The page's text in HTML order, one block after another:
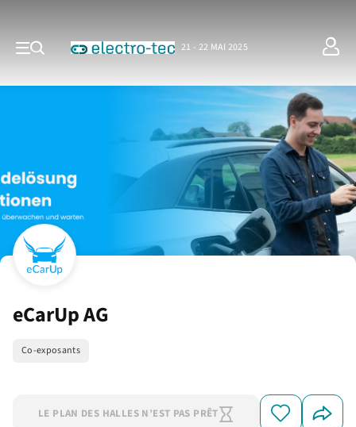
21 - 22 MAI 2025
eCarUp AG
Co-exposants
LE PLAN DES HALLES N’EST PAS PRÊT